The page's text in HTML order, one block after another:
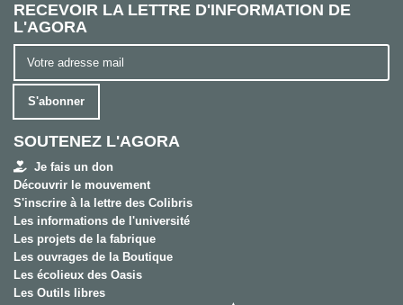
RECEVOIR LA LETTRE D'INFORMATION DE
L'AGORA
S'abonner
SOUTENEZ L'AGORA
Je fais un don
Découvrir le mouvement
S'inscrire à la lettre des Colibris
Les informations de l'université
Les projets de la fabrique
Les ouvrages de la Boutique
Les écolieux des Oasis
Les Outils libres